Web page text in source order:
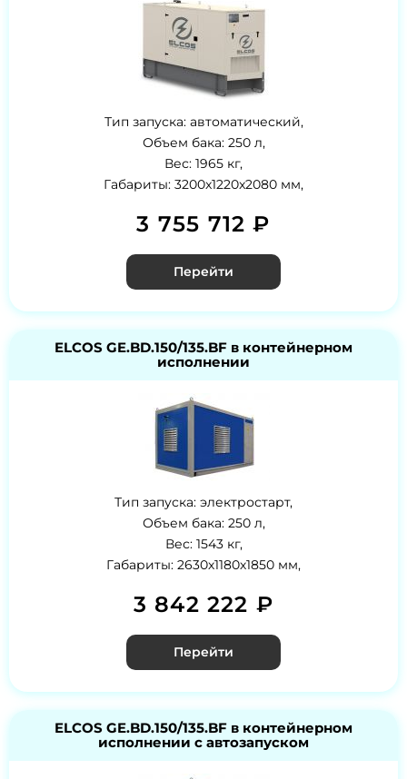
Тип запуска: автоматический,
Объем бака: 250 л,
Вес: 1965 кг,
Габариты: 3200x1220x2080 мм,
3 755 712 ₽
Перейти
ELCOS GE.BD.150/135.BF в контейнерном
исполнении
Тип запуска: электростарт,
Объем бака: 250 л,
Вес: 1543 кг,
Габариты: 2630х1180х1850 мм,
3 842 222 ₽
Перейти
ELCOS GE.BD.150/135.BF в контейнерном
исполнении с автозапуском